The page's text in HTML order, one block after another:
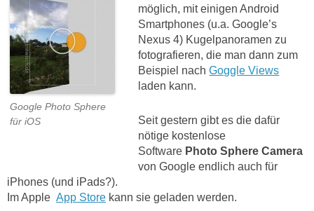
Google Photo Sphere
für iOS
möglich, mit einigen Android
Smartphones (u.a. Google’s
Nexus 4) Kugelpanoramen zu
fotografieren, die man dann zum
Beispiel nachGoggle Views
laden kann.
Seit gestern gibt es die dafür
nötige kostenlose
Software Photo Sphere Camera
von Google endlich auch für
iPhones (und iPads?).
Im Apple App Store kann sie geladen werden.